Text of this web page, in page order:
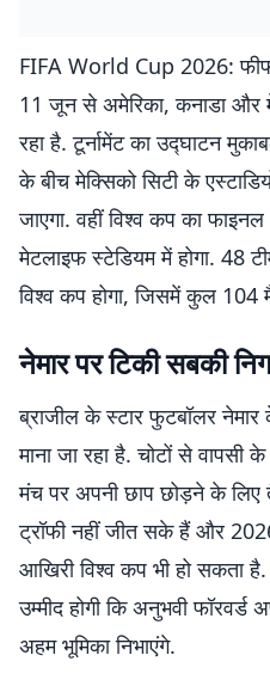
FIFA World Cup 2026:
11 जून से अमेरिका, कनाडा और
रहा है. टूर्नामेंट का उद्घाटन
के बीच मेक्सिको सिटी के
जाएगा. वहीं विश्व कप का
मेटलाइफ स्टेडियम में होगा. 48
विश्व कप होगा, जिसमें कुल
नेमार पर टिकी सबकी
ब्राजील के स्टार फुटबॉलर
माना जा रहा है. चोटों से वापसी
मंच पर अपनी छाप छोड़ने के लिए
ट्रॉफी नहीं जीत सके हैं और
आखिरी विश्व कप भी हो सकता
उम्मीद होगी कि अनुभवी फॉरवर्ड
अहम भूमिका निभाएंगे.